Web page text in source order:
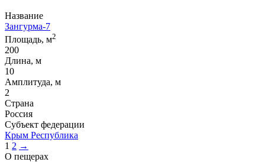
Название
Зангурма-7
Площадь, м2
200
Длина, м
10
Амплитуда, м
2
Страна
Россия
Субъект федерации
Крым Республика
1 2 →
О пещерах